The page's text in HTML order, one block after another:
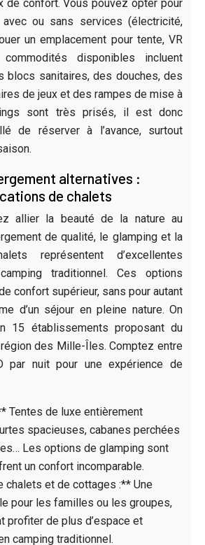
de confort. Vous pouvez opter pour
avec ou sans services (électricité,
un emplacement pour tente, VR
disponibles incluent
blocs sanitaires, des douches, des
de jeux et des rampes de mise à
sont très prisés, il est donc
de réserver à l’avance, surtout
alternatives :
de chalets
allier la beauté de la nature au
de qualité, le glamping et la
représentent d’excellentes
traditionnel. Ces options
confort supérieur, sans pour autant
d’un séjour en pleine nature. On
15 établissements proposant du
des Mille-Îles. Comptez entre
par nuit pour une expérience de
Tentes de luxe entièrement
spacieuses, cabanes perchées
Les options de glamping sont
un confort incomparable.
chalets et de cottages :** Une
pour les familles ou les groupes,
profiter de plus d’espace et
camping traditionnel.